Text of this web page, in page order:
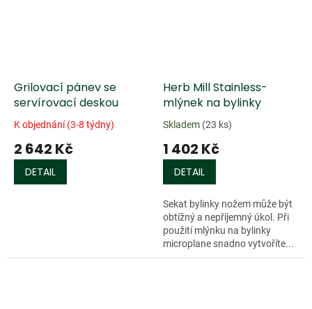
Grilovací pánev se
servírovací deskou
K objednání (3-8 týdny)
2 642 Kč
DETAIL
Herb Mill Stainless-
mlýnek na bylinky
Skladem (23 ks)
1 402 Kč
DETAIL
Sekat bylinky nožem může být
obtížný a nepříjemný úkol. Při
použití mlýnku na bylinky
microplane snadno vytvoříte...